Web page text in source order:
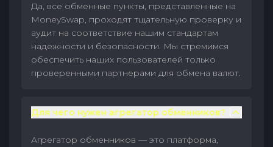
Да, все обменные пункты, представленные на
MoneySwap, проходят тщательную проверку и
аудит на соответствие нашим стандартам
надежности и безопасности. Мы стремимся
обеспечить наших пользователей только
проверенными партнерами для обмена валют.
Для чего нужен агрегатор обменников?
Агрегатор обменников — это платформа,